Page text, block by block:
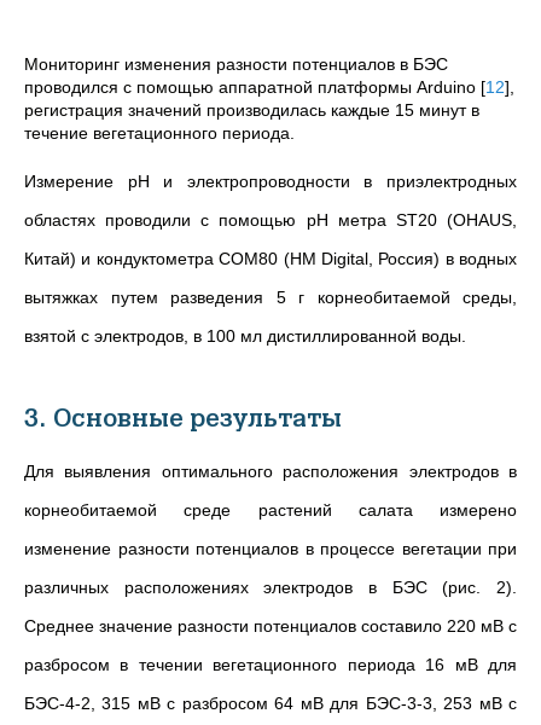
Мониторинг изменения разности потенциалов в БЭС
проводился с помощью аппаратной платформы Arduino [12]
регистрация значений производилась каждые 15 минут в
течение вегетационного периода.
Измерение pH и электропроводности в приэлектродных
областях проводили с помощью pH метра ST20 (OHAUS,
Китай) и кондуктометра COM80 (HM Digital, Россия) в водных
вытяжках путем разведения 5 г корнеобитаемой среды,
взятой с электродов, в 100 мл дистиллированной воды.
3. Основные результаты
Для выявления оптимального расположения электродов в
корнеобитаемой среде растений салата измерено
изменение разности потенциалов в процессе вегетации при
различных расположениях электродов в БЭС (рис. 2).
Среднее значение разности потенциалов составило 220 мВ с
разбросом в течении вегетационного периода 16 мВ для
БЭС-4-2, 315 мВ с разбросом 64 мВ для БЭС-3-3, 253 мВ с